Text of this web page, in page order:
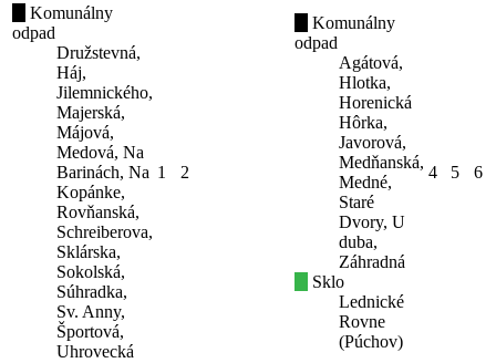
Komunálny
odpad
Družstevná,
Háj,
Jilemnického,
Majerská,
Májová,
Medová, Na
Barinách, Na
Kopánke,
Rovňanská,
Schreiberova,
Sklárska,
Sokolská,
Súhradka,
Sv. Anny,
Športová,
Uhrovecká
1 2
Komunálny
odpad
Agátová,
Hlotka,
Horenická
Hôrka,
Javorová,
Medňanská,
Medné,
Staré
Dvory, U
duba,
Záhradná
Sklo
Lednické
Rovne
(Púchov)
4 5 6